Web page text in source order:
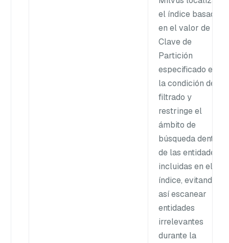
el índice basado
en el valor de la
Clave de
Partición
especificado en
la condición de
filtrado y
restringe el
ámbito de
búsqueda dentro
de las entidades
incluidas en el
índice, evitando
así escanear
entidades
irrelevantes
durante la